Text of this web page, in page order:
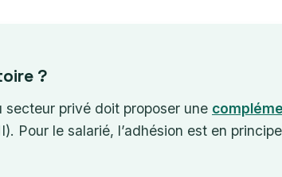
?
secteur privé doit proposer une
Pour le salarié, l’adhésion est en